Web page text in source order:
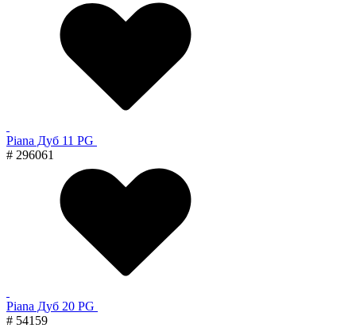
Piana Дуб 11 PG
# 296061
Piana Дуб 20 PG
# 54159